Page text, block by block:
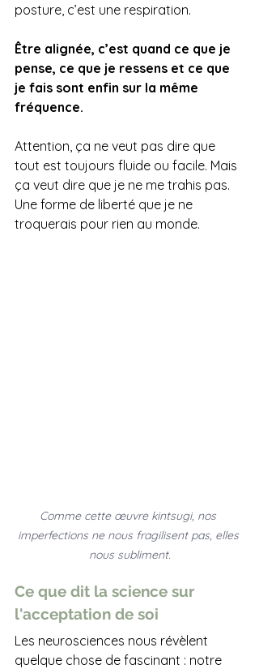
posture, c’est une respiration.
Être alignée, c’est quand ce que je
pense, ce que je ressens et ce que
je fais sont enfin sur la même
fréquence.
Attention, ça ne veut pas dire que
tout est toujours fluide ou facile. Mais
ça veut dire que je ne me trahis pas.
Une forme de liberté que je ne
troquerais pour rien au monde.
Comme cette œuvre kintsugi, nos
imperfections ne nous fragilisent pas, elles
nous subliment.
Ce que dit la science sur
l'acceptation de soi
Les neurosciences nous révèlent
quelque chose de fascinant : notre